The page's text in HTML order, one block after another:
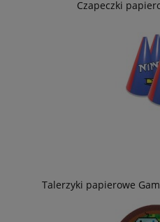
Czapeczki
Talerzyki papierowe